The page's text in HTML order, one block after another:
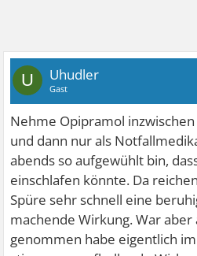
U Uhudler
Gast
Nehme Opipramol
und dann nur als
abends so aufgewühlt bin,
einschlafen könnte. Da
Spüre sehr schnell eine
machende Wirkung. War aber
genommen habe eigentlich